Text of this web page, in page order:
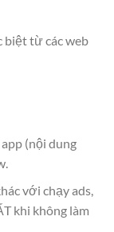
biệt từ các web
(nội dung
với chạy ads,
khi không làm